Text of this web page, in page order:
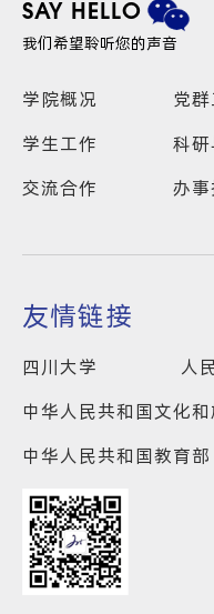
SAY HELLO
我们希望聆听您的声音
学院概况 党
学生工作
科
交流合作
办
友情链接
四川大学
人
中华人民共和国文化
中华人民共和国教育部